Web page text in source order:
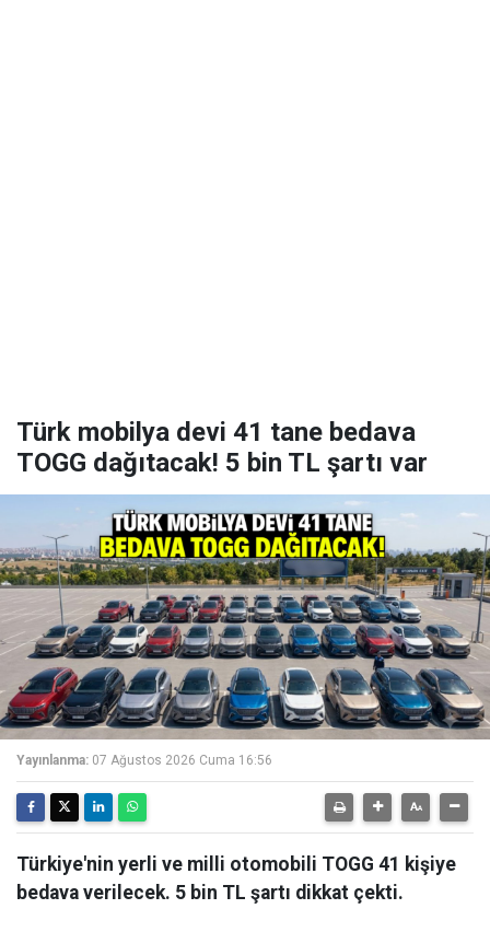
Türk mobilya devi 41 tane bedava
TOGG dağıtacak! 5 bin TL şartı var
Yayınlanma: 07 Ağustos 2026 Cuma 16:56
Türkiye'nin yerli ve milli otomobili TOGG 41 kişiye
bedava verilecek. 5 bin TL şartı dikkat çekti.